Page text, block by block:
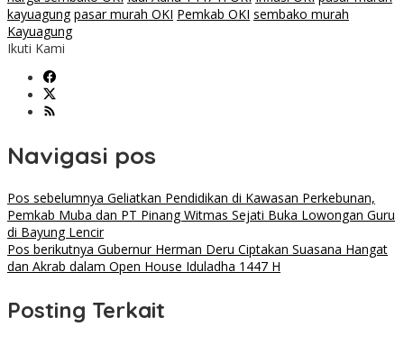
kayuagung pasar murah OKI Pemkab OKI sembako murah
Kayuagung
Ikuti Kami
Navigasi pos
Pos sebelumnya Geliatkan Pendidikan di Kawasan Perkebunan,
Pemkab Muba dan PT Pinang Witmas Sejati Buka Lowongan Guru
di Bayung Lencir
Pos berikutnya Gubernur Herman Deru Ciptakan Suasana Hangat
dan Akrab dalam Open House Iduladha 1447 H
Posting Terkait